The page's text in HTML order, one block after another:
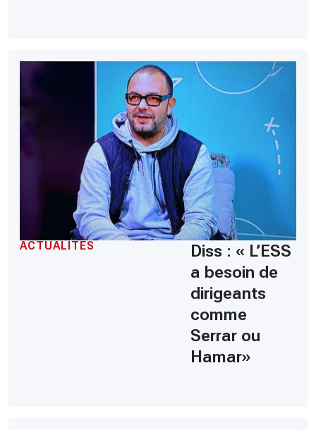
ACTUALITÉS
Diss : « L’ESS
a besoin de
dirigeants
comme
Serrar ou
Hamar»